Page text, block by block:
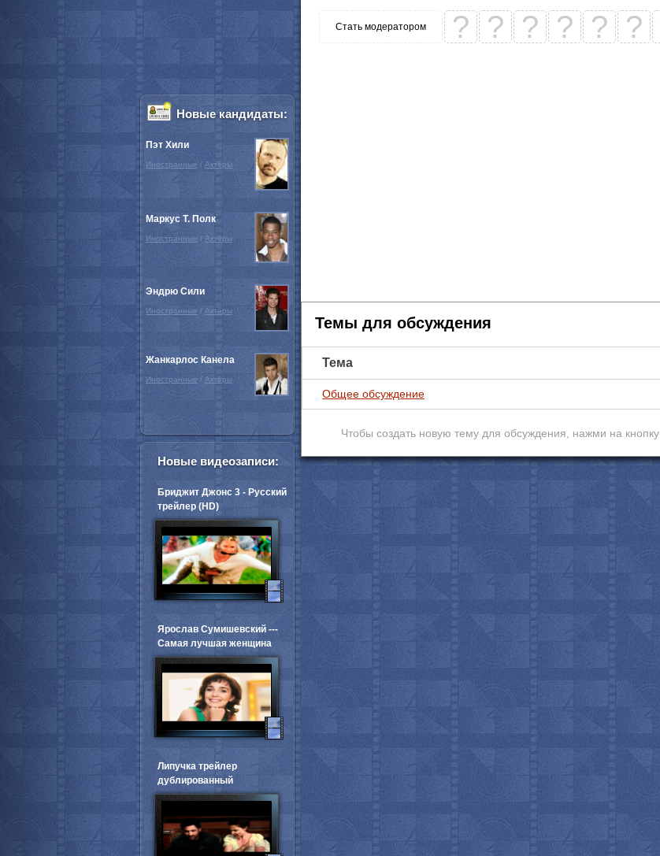
Стать модератором ? ? ? ? ? ?
Темы для обсуждения
Тема
Общее обсуждение
Чтобы создать новую тему для обcуждения, нажми на кнопку
Новые кандидаты:
Пэт Хили
Иностранные / Актёры
Маркус Т. Полк
Иностранные / Актёры
Эндрю Сили
Иностранные / Актёры
Жанкарлос Канела
Иностранные / Актёры
Новые видеозаписи:
Бриджит Джонс 3 - Русский
трейлер (HD)
Ярослав Сумишевский ---
Самая лучшая женщина
Липучка трейлер
дублированный